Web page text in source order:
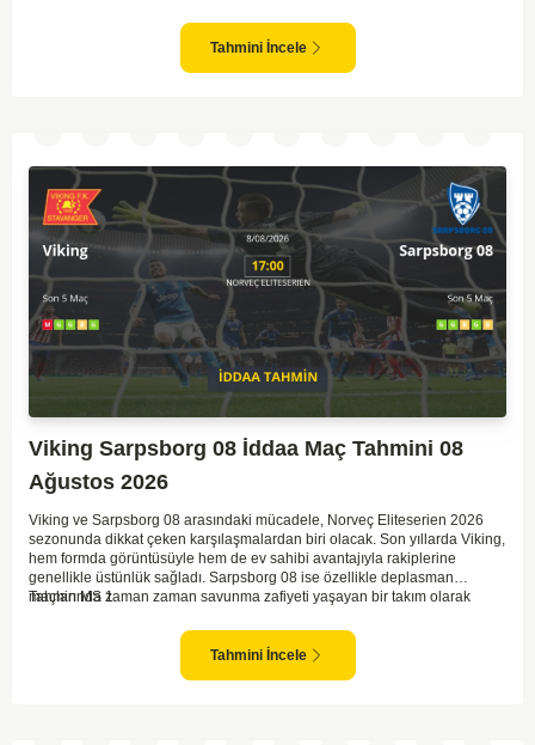
mücadelede zorluk çıkartabilir. Maçın temposunun yüksek olacağını ve
her iki takımın da sonuca gitmeye odaklanacağını düşünüyorum.
Tahmini İncele
Viking Sarpsborg 08 İddaa Maç Tahmini 08
Ağustos 2026
Viking ve Sarpsborg 08 arasındaki mücadele, Norveç Eliteserien 2026
sezonunda dikkat çeken karşılaşmalardan biri olacak. Son yıllarda Viking,
hem formda görüntüsüyle hem de ev sahibi avantajıyla rakiplerine
genellikle üstünlük sağladı. Sarpsborg 08 ise özellikle deplasman
maçlarında zaman zaman savunma zafiyeti yaşayan bir takım olarak
yapıyor. Sarpsborg'un ise sürpriz yapabilme potansiyeli olsa da,
genellikle güçlü rakipler karşısında tutunmakta zorlandıkları biliniyor. Bu
doğrultuda, Viking'in galibiyete yakın olabileceği bir maç beklenebilir.
Tahmin MS 1
Tahmini İncele